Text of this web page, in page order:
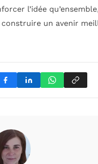
l’idée
un avenir